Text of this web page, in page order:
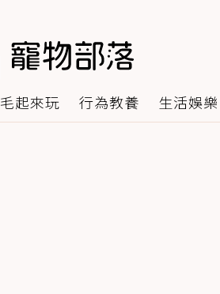
毛起來玩 行為教養 生活娛樂